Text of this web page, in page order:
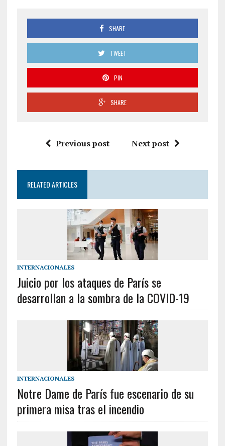
SHARE
TWEET
PIN
SHARE
Previous post Next post
RELATED ARTICLES
INTERNACIONALES
Juicio por los ataques de París se
desarrollan a la sombra de la COVID-19
INTERNACIONALES
Notre Dame de París fue escenario de su
primera misa tras el incendio